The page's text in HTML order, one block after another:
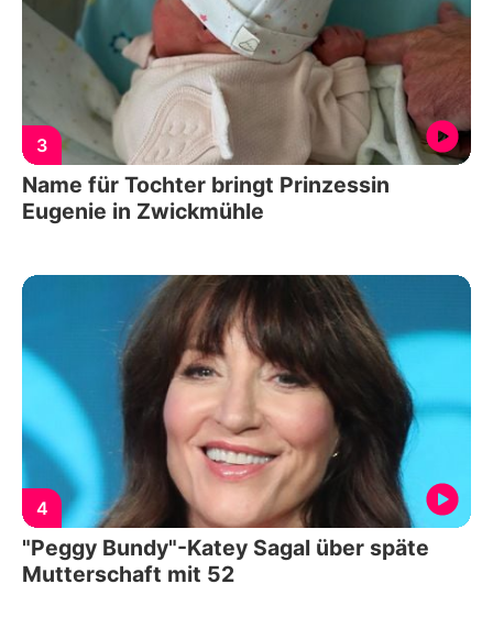
3
Name für Tochter bringt Prinzessin
Eugenie in Zwickmühle
4
"Peggy Bundy"-Katey Sagal über späte
Mutterschaft mit 52